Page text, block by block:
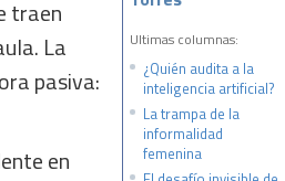
Ultimas columnas:
¿Quién audita a la
inteligencia artificial?
La trampa de la
informalidad
femenina
traen
La
pasiva:
en